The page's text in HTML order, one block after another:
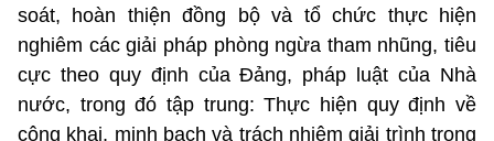
soát, hoàn thiện đồng bộ và tổ chức thực hiện
nghiêm các giải pháp phòng ngừa tham nhũng, tiêu
cực theo quy định của Đảng, pháp luật của Nhà
nước, trong đó tập trung: Thực hiện quy định về
công khai, minh bạch và trách nhiệm giải trình trong